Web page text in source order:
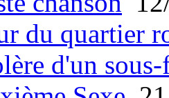
du quartier
d'un